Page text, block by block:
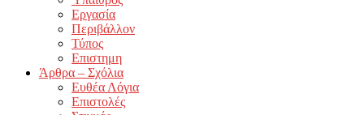
Εργασία
Περιβάλλον
Τύπος
Επιστημη
Άρθρα – Σχόλια
Ευθέα Λόγια
Επιστολές